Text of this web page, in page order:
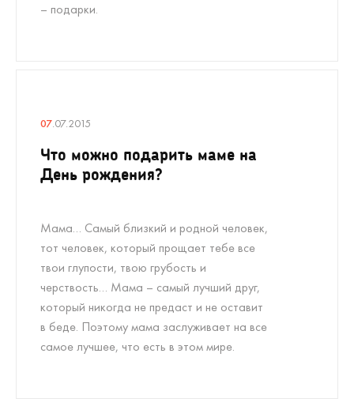
– подарки.
07.07.2015
Что можно подарить маме на
День рождения?
Мама… Самый близкий и родной человек,
тот человек, который прощает тебе все
твои глупости, твою грубость и
черствость… Мама – самый лучший друг,
который никогда не предаст и не оставит
в беде. Поэтому мама заслуживает на все
самое лучшее, что есть в этом мире.